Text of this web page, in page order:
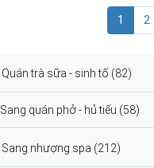
1 2
Quán trà sữa - sinh tố (82)
Sang quán phở - hủ tiếu (58)
Sang nhượng spa (212)